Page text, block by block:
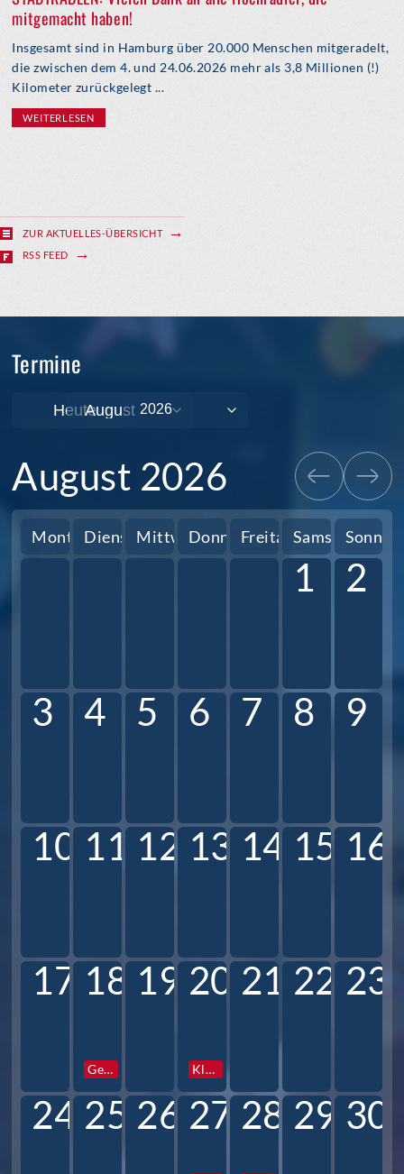
mitgemacht haben!
Insgesamt sind in Hamburg über 20.000 Menschen mitgeradelt,
die zwischen dem 4. und 24.06.2026 mehr als 3,8 Millionen (!)
Kilometer zurückgelegt ...
WEITERLESEN
ZUR AKTUELLES-ÜBERSICHT
RSS FEED
Termine
Heute
August 2026
MontagDienstagMittwochDonnerstag
FreitagSamstag
1 2
3 4 5 6 7 8 9
10 11 12 13 14 15 16
17 18
Gesamtkonferenz
19 20
Klassen und Profilstunden
21 22 23
24 25 26 27 28 29 30